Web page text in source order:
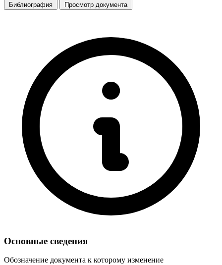
Библиография Просмотр документа
Основные сведения
Обозначение документа к которому изменение